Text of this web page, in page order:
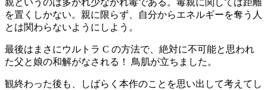
親というのは多かれ少なかれ毒である。毒親に関しては距離
を置くしかない。親に限らず、自分からエネルギーを奪う人
とは関わらないようにしよう。
最後はまさにウルトラ C の方法で、絶対に不可能と思われ
た父と娘の和解がなされる！ 鳥肌が立ちました。
観終わった後も、しばらく本作のことを思い出して考えてし